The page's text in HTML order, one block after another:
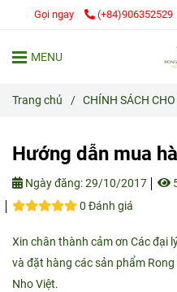
Gọi ngay (+84)906352529
MENU
Trang chủ / CHÍNH SÁCH
Hướng dẫn mua
Ngày đăng:29/10/2017
0 Đánh giá
Xin chân thành cảm ơn Các đại
và đặt hàng các sản phẩm Rong
Nho Việt.